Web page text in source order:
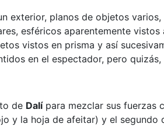
exterior, planos de objetos
esféricos aparentemente
vistos en prisma y así
en el espectador, pero
de Dalípara mezclar sus fuerzas
y la hoja de afeitar) y el